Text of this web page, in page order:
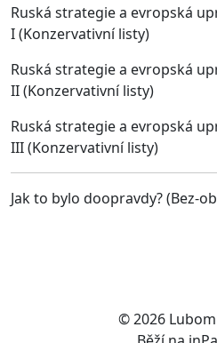
Ruská strategie a evropská
I (Konzervativní listy)
Ruská strategie a evropská
II (Konzervativní listy)
Ruská strategie a evropská
III(Konzervativní listy)
Jak to bylo doopravdy? (Bez-
© 2026